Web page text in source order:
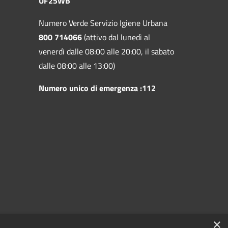
Numero Verde Servizio Igiene Urbana
800 714066(attivo dal lunedì al
venerdì dalle 08:00 alle 20:00, il sabato
dalle 08:00 alle 13:00)
Numero unico di emergenza :112
×